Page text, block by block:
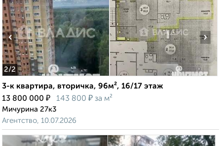
2/2
‹ ›
3-к квартира, вторичка, 96м², 16/17 этаж
13 800 000 ₽ 143 800 ₽ за м²
Мичурина 27к3
Агентство, 10.07.2026